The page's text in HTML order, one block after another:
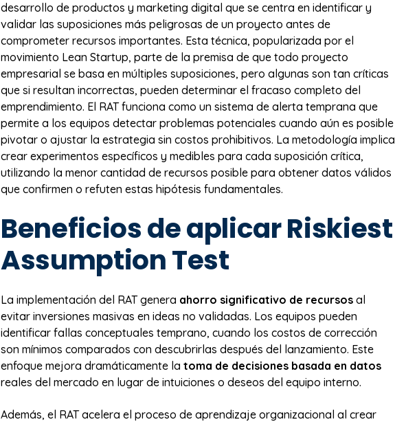
desarrollo de productos y marketing digital que se centra en identificar y
validar las suposiciones más peligrosas de un proyecto antes de
comprometer recursos importantes. Esta técnica, popularizada por el
movimiento Lean Startup, parte de la premisa de que todo proyecto
empresarial se basa en múltiples suposiciones, pero algunas son tan críticas
que si resultan incorrectas, pueden determinar el fracaso completo del
emprendimiento. El RAT funciona como un sistema de alerta temprana que
permite a los equipos detectar problemas potenciales cuando aún es posible
pivotar o ajustar la estrategia sin costos prohibitivos. La metodología implica
crear experimentos específicos y medibles para cada suposición crítica,
utilizando la menor cantidad de recursos posible para obtener datos válidos
que confirmen o refuten estas hipótesis fundamentales.
Beneficios de aplicar Riskiest
Assumption Test
La implementación del RAT genera ahorro significativo de recursos al
evitar inversiones masivas en ideas no validadas. Los equipos pueden
identificar fallas conceptuales temprano, cuando los costos de corrección
son mínimos comparados con descubrirlas después del lanzamiento. Este
enfoque mejora dramáticamente la toma de decisiones basada en datos
reales del mercado en lugar de intuiciones o deseos del equipo interno.
Además, el RAT acelera el proceso de aprendizaje organizacional al crear